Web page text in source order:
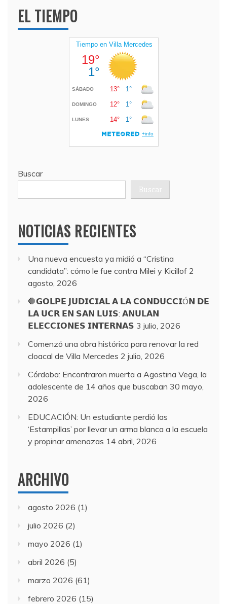
EL TIEMPO
Buscar
Buscar
NOTICIAS RECIENTES
Una nueva encuesta ya midió a “Cristina
candidata”: cómo le fue contra Milei y Kicillof 2
agosto, 2026
🛑𝗚𝗢𝗟𝗣𝗘 𝗝𝗨𝗗𝗜𝗖𝗜𝗔𝗟 𝗔 𝗟𝗔 𝗖𝗢𝗡𝗗𝗨𝗖𝗖𝗜Ó𝗡 𝗗𝗘
𝗟𝗔 𝗨𝗖𝗥 𝗘𝗡 𝗦𝗔𝗡 𝗟𝗨𝗜𝗦: 𝗔𝗡𝗨𝗟𝗔𝗡
𝗘𝗟𝗘𝗖𝗖𝗜𝗢𝗡𝗘𝗦 𝗜𝗡𝗧𝗘𝗥𝗡𝗔𝗦 3 julio, 2026
Comenzó una obra histórica para renovar la red
cloacal de Villa Mercedes 2 julio, 2026
Córdoba: Encontraron muerta a Agostina Vega, la
adolescente de 14 años que buscaban 30 mayo,
2026
EDUCACIÓN: Un estudiante perdió las
‘Estampillas’ por llevar un arma blanca a la escuela
y propinar amenazas 14 abril, 2026
ARCHIVO
agosto 2026 (1)
julio 2026 (2)
mayo 2026 (1)
abril 2026 (5)
marzo 2026 (61)
febrero 2026 (15)